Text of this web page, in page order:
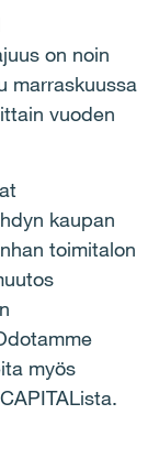
on noin
marraskuussa
vuoden
kaupan
toimitalon
myös